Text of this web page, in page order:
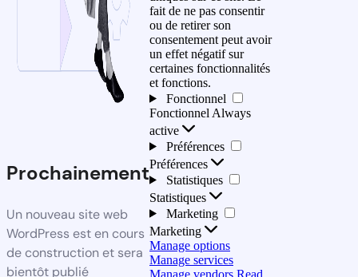
Prochainement
Un nouveau site web
WordPress est en cours
de construction et sera
bientôt publié
fait de ne pas consentir
ou de retirer son
consentement peut avoir
un effet négatif sur
certaines fonctionnalités
et fonctions.
Fonctionnel
Fonctionnel Always
active
Préférences
Préférences
Statistiques
Statistiques
Marketing
Marketing
Manage options
Manage services
Manage vendors Read